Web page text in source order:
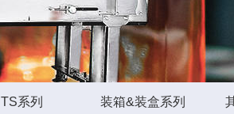
TS系列 装箱&装盒系列